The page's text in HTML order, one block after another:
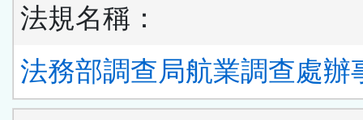
法規名稱：
法務部調查局航業調查處辦